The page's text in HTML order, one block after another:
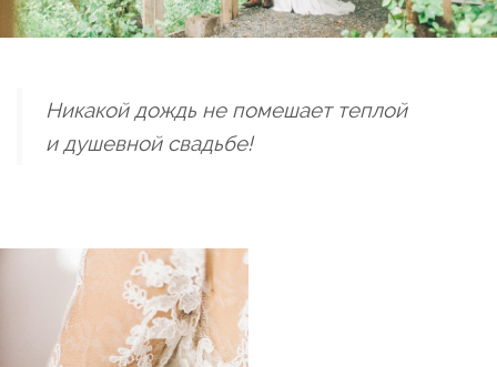
Никакой дождь не помешает теплой
и душевной свадьбе!